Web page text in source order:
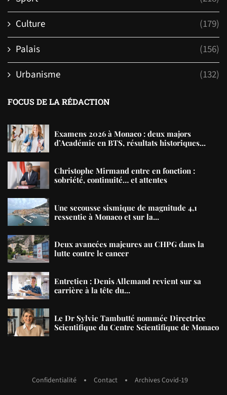
Culture
(179)
Palais
(156)
Urbanisme
(132)
FOCUS DE LA RÉDACTION
Examens 2026 à Monaco : deux majors
d’Académie en BTS, résultats historiques...
Christophe Mirmand entre en fonction :
sobriété, continuité… et attentes
Une secousse sismique de magnitude 4,1
ressentie à Monaco et sur la...
Deux avancées majeures au CHPG dans la
lutte contre le cancer
Entretien : Denis Allemand revient sur sa
carrière à la tête du...
Le Dr Sylvie Tambutté nommée Directrice
Scientifique du Centre Scientifique de Monaco
Confidentialité Contact Archives Covid-19